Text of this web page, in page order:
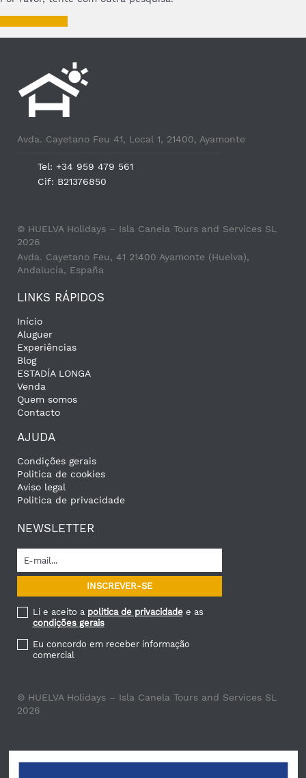
Avda. Cayetano Feu 41, Local 1, 21400, Ayamonte
Tel: +34 959 479 561
Cif: B21376850
© HUELVA Holidays – Isla Canela Tours and Services SL
2026
Avda. Cayetano Feu, 41 21400 Ayamonte (Huelva),
Andalucía, España
LINKS RÁPIDOS
Início
Aluguer
Experiências
Blog
ESTADÍA LONGA
Venda
Quem somos
Contacto
AJUDA
Condições gerais
Politica de cookies
Aviso legal
Politica de privacidade
NEWSLETTER
Li e aceito a politica de privacidadee as
condições gerais
Eu concordo em receber informação
comercial
© HUELVA Holidays – Isla Canela Tours and Services SL
2026